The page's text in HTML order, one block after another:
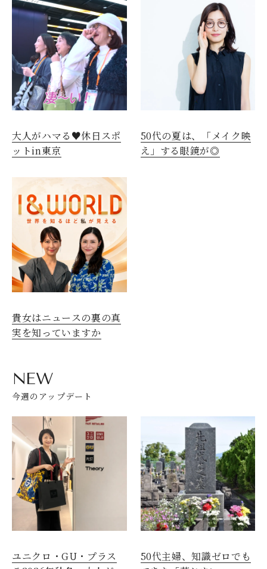
大人がハマる♥休日スポ
ットin東京
50代の夏は、「メイク映
え」する眼鏡が◎
貴女はニュースの裏の真
実を知っていますか
NEW
今週のアップデート
ユニクロ・GU・プラス
50代主婦、知識ゼロでも